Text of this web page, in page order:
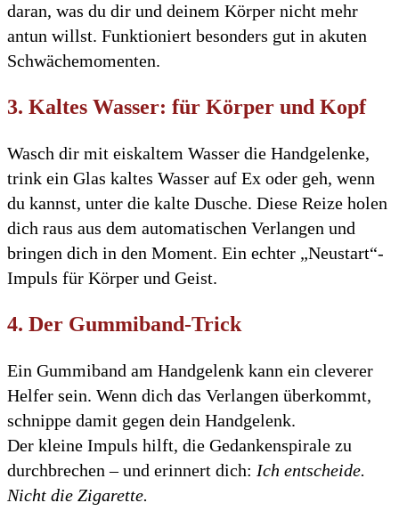
daran, was du dir und deinem Körper nicht mehr
antun willst. Funktioniert besonders gut in akuten
Schwächemomenten.
3. Kaltes Wasser: für Körper und Kopf
Wasch dir mit eiskaltem Wasser die Handgelenke,
trink ein Glas kaltes Wasser auf Ex oder geh, wenn
du kannst, unter die kalte Dusche. Diese Reize holen
dich raus aus dem automatischen Verlangen und
bringen dich in den Moment. Ein echter „Neustart“-
Impuls für Körper und Geist.
4. Der Gummiband-Trick
Ein Gummiband am Handgelenk kann ein cleverer
Helfer sein. Wenn dich das Verlangen überkommt,
schnippe damit gegen dein Handgelenk.
Der kleine Impuls hilft, die Gedankenspirale zu
durchbrechen – und erinnert dich: Ich entscheide.
Nicht die Zigarette.